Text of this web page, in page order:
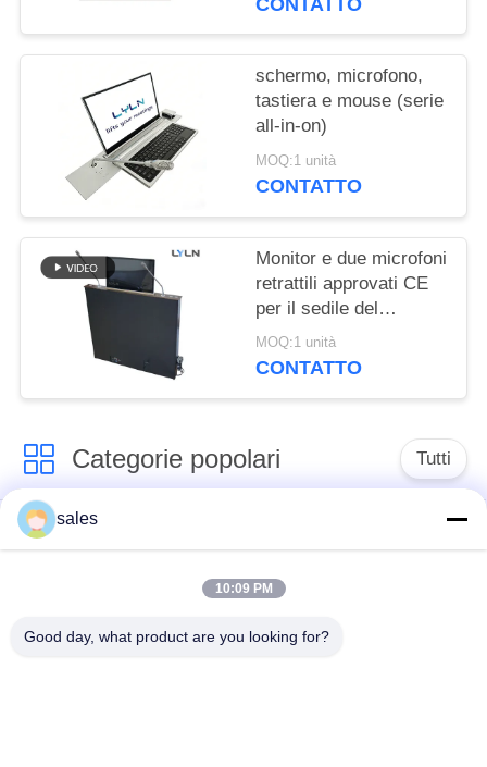
POLITICA
SULLA
PRIVACY
schermo, microfono,
tastiera e mouse (serie
all-in-on)
MOQ:1 unità
CONTATTO
Monitor e due microfoni
retrattili approvati CE
per il sedile del
presidente nel sistema
di conferenza
MOQ:1 unità
CONTATTO
Categorie popolari Tutti
Monitor ritrattabile
ritrattabili
Incavo della Tabella
motorizzato del
sales
10:09 PM
Good day, what product are you looking for?